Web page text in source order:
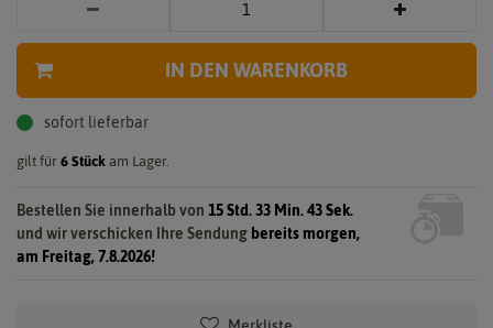
IN DEN WARENKORB
sofort lieferbar
gilt für 6 Stück am Lager.
Bestellen Sie innerhalb von 15 Std. 33 Min. 43 Sek.
und wir verschicken Ihre Sendung bereits morgen,
am Freitag, 7.8.2026!